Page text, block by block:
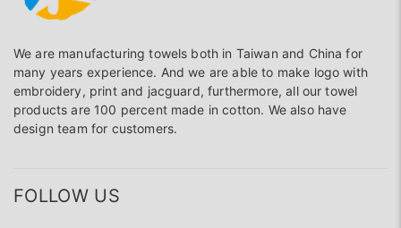
We are manufacturing towels both in Taiwan and China for
many years experience. And we are able to make logo with
embroidery, print and jacguard, furthermore, all our towel
products are 100 percent made in cotton. We also have
design team for customers.
FOLLOW US